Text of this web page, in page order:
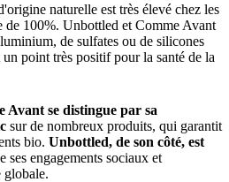
naturelle est très élevé chez les
de 100%. Unbottled et Comme Avant
de sulfates ou de silicones
point très positif pour la santé de la
Avant se distingue par sa
sur de nombreux produits, qui garantit
bio. Unbottled, de son côté, est
ses engagements sociaux et
globale.